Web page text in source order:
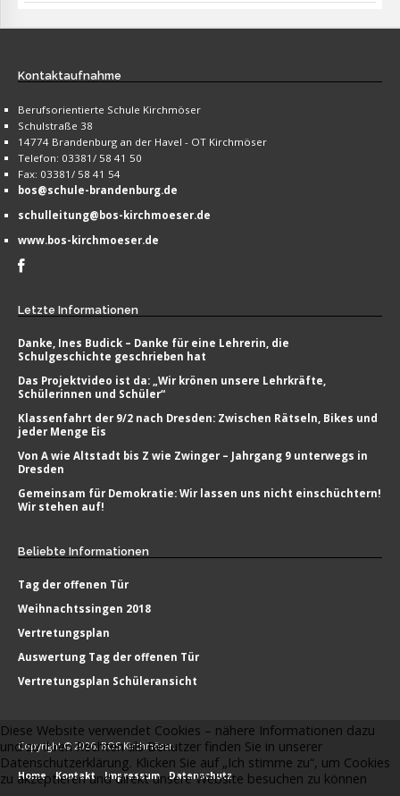
Kontaktaufnahme
Berufsorientierte Schule Kirchmöser
Schulstraße 38
14774 Brandenburg an der Havel - OT Kirchmöser
Telefon: 03381/ 58 41 50
Fax: 03381/ 58 41 54
bos@schule-brandenburg.de
schulleitung@bos-kirchmoeser.de
www.bos-kirchmoeser.de
Letzte Informationen
Danke, Ines Budick – Danke für eine Lehrerin, die
Schulgeschichte geschrieben hat
Das Projektvideo ist da: „Wir krönen unsere Lehrkräfte,
Schülerinnen und Schüler“
Klassenfahrt der 9/2 nach Dresden: Zwischen Rätseln, Bikes und
jeder Menge Eis
Von A wie Altstadt bis Z wie Zwinger – Jahrgang 9 unterwegs in
Dresden
Gemeinsam für Demokratie: Wir lassen uns nicht einschüchtern!
Wir stehen auf!
Beliebte Informationen
Tag der offenen Tür
Weihnachtssingen 2018
Vertretungsplan
Auswertung Tag der offenen Tür
Vertretungsplan Schüleransicht
Copyright © 2026. BOS Kirchmöser.
Home Kontakt Impressum Datenschutz
Diese Website verwendet Cookies – nähere Informationen dazu
und zu Ihren Rechten als Benutzer finden Sie in unserer
Datenschutzerklärung. Klicken Sie auf „Ich stimme zu“, um Cookies
zu akzeptieren und direkt unsere Website besuchen zu können